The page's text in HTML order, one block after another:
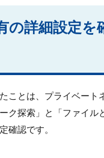
詳細設定を
ことは、プライベート
ク探索」と「ファイル
確認です。